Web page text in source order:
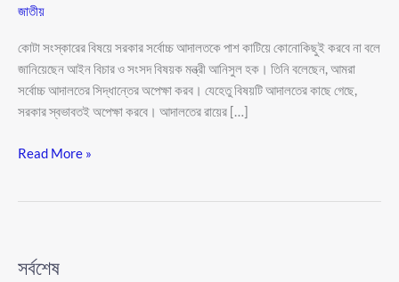
জাতীয়
কোটা সংস্কারের বিষয়ে সরকার সর্বোচ্চ আদালতকে পাশ কাটিয়ে কোনোকিছুই করবে না বলে
জানিয়েছেন আইন বিচার ও সংসদ বিষয়ক মন্ত্রী আনিসুল হক। তিনি বলেছেন, আমরা
সর্বোচ্চ আদালতের সিদ্ধান্তের অপেক্ষা করব। যেহেতু বিষয়টি আদালতের কাছে গেছে,
সরকার স্বভাবতই অপেক্ষা করবে। আদালতের রায়ের […]
Read More »
সর্বশেষ